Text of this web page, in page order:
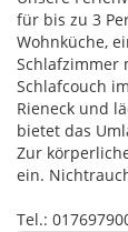
für bis zu 3
Wohnküche,
Schlafzimmer
Schlafcouch
Rieneck und
bietet das
Zur
ein.
Tel.: